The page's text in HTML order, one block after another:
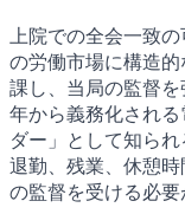
上院での全会一致
の労働市場に構造
課し、当局の監督
年から義務化され
ダー」として知ら
退勤、残業、休憩
の監督を受ける必要